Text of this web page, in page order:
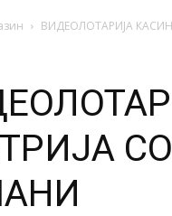
ВИДЕОЛОТАРИЈА